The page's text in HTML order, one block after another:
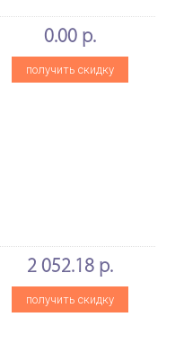
0.00 р.
получить скидку
2 052.18 р.
получить скидку